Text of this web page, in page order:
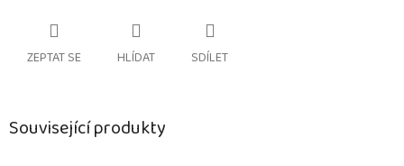
ZEPTAT SE HLÍDAT SDÍLET
Související produkty